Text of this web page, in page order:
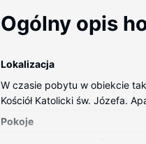
Ogólny opis
Lokalizacja
W czasie pobytu w obiekcie
Kościół Katolicki św. Józefa.
Pokoje